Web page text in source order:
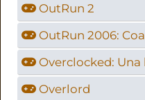
OutRun 2
OutRun 2006:
Overclocked:
Overlord